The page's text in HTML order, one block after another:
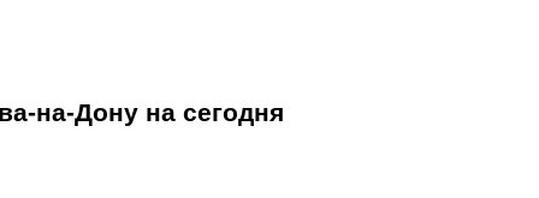
на-Дону на сегодня